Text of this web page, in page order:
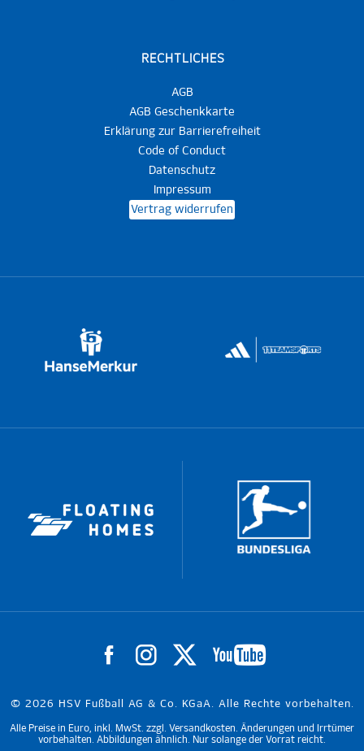
RECHTLICHES
AGB
AGB Geschenkkarte
Erklärung zur Barrierefreiheit
Code of Conduct
Datenschutz
Impressum
Vertrag widerrufen
© 2026 HSV Fußball AG & Co. KGaA. Alle Rechte vorbehalten.
Alle Preise in Euro, inkl. MwSt. zzgl. Versandkosten. Änderungen und Irrtümer
vorbehalten. Abbildungen ähnlich. Nur solange der Vorrat reicht.